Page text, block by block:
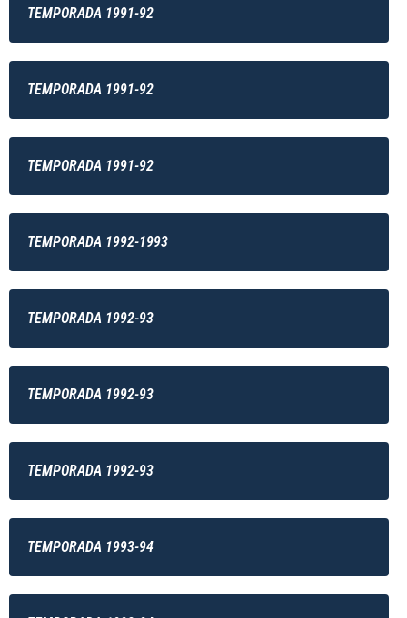
TEMPORADA 1991-92
TEMPORADA 1991-92
TEMPORADA 1991-92
TEMPORADA 1992-1993
TEMPORADA 1992-93
TEMPORADA 1992-93
TEMPORADA 1992-93
TEMPORADA 1993-94